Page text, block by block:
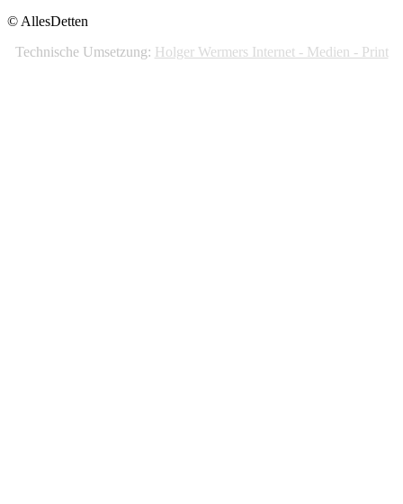
© AllesDetten
Technische Umsetzung: Holger Wermers Internet - Medien - Print